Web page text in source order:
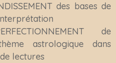
des bases de
de
astrologique dans
lectures